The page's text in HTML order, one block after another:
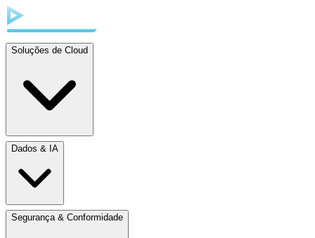
Soluções de Cloud
Dados & IA
Segurança & Conformidade